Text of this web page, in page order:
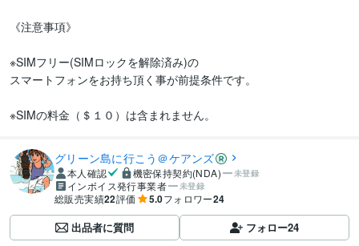
《注意事項》
※SIMフリー(SIMロックを解除済み)の
スマートフォンをお持ち頂く事が前提条件です。
※SIMの料金（＄１０）は含まれません。
グリーン島に行こう＠ケアンズ
本人確認 機密保持契約(NDA) 未登録
インボイス発行事業者 未登録
総販売実績22評価 5.0フォロワー24
出品者に質問 フォロー24